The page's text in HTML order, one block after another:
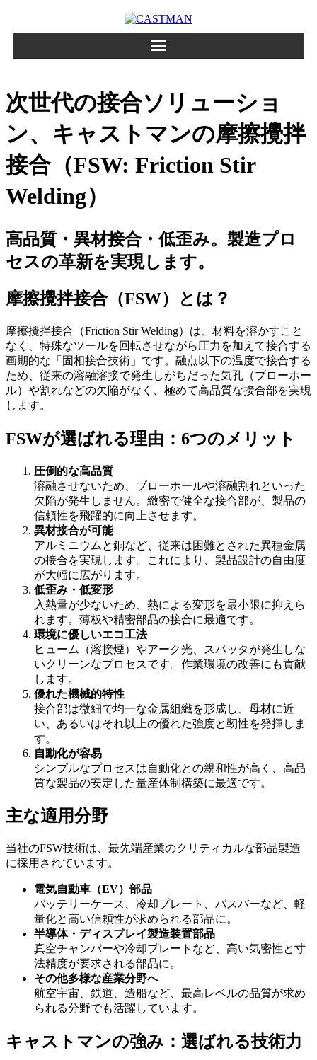
content
次世代の接合ソリューショ
ン、キャストマンの摩擦攪拌
接合（FSW: Friction Stir
Welding）
高品質・異材接合・低歪み。製造プロ
セスの革新を実現します。
摩擦攪拌接合（FSW）とは？
摩擦攪拌接合（Friction Stir Welding）は、材料を溶かすこと
なく、特殊なツールを回転させながら圧力を加えて接合する
画期的な「固相接合技術」です。融点以下の温度で接合する
ため、従来の溶融溶接で発生しがちだった気孔（ブローホー
ル）や割れなどの欠陥がなく、極めて高品質な接合部を実現
します。
FSWが選ばれる理由：6つのメリット
圧倒的な高品質
溶融させないため、ブローホールや溶融割れといった
欠陥が発生しません。緻密で健全な接合部が、製品の
信頼性を飛躍的に向上させます。
異材接合が可能
アルミニウムと銅など、従来は困難とされた異種金属
の接合を実現します。これにより、製品設計の自由度
が大幅に広がります。
低歪み・低変形
入熱量が少ないため、熱による変形を最小限に抑えら
れます。薄板や精密部品の接合に最適です。
環境に優しいエコ工法
ヒューム（溶接煙）やアーク光、スパッタが発生しな
いクリーンなプロセスです。作業環境の改善にも貢献
します。
優れた機械的特性
接合部は微細で均一な金属組織を形成し、母材に近
い、あるいはそれ以上の優れた強度と靭性を発揮しま
す。
自動化が容易
シンプルなプロセスは自動化との親和性が高く、高品
質な製品の安定した量産体制構築に最適です。
主な適用分野
当社のFSW技術は、最先端産業のクリティカルな部品製造
に採用されています。
電気自動車（EV）部品
バッテリーケース、冷却プレート、バスバーなど、軽
量化と高い信頼性が求められる部品に。
半導体・ディスプレイ製造装置部品
真空チャンバーや冷却プレートなど、高い気密性と寸
法精度が要求される部品に。
その他多様な産業分野へ
航空宇宙、鉄道、造船など、最高レベルの品質が求め
られる分野でも活躍しています。
キャストマンの強み：選ばれる技術力